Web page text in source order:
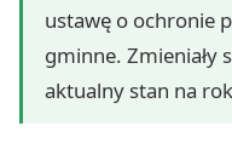
ustawę o ochronie
gminne. Zmieniały
aktualny stan na